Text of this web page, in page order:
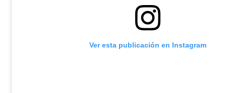
Ver esta publicación en Instagram